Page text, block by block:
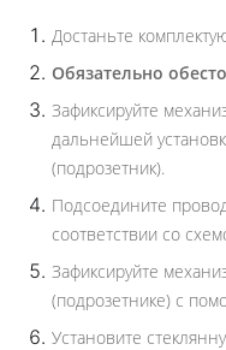
Достаньте
Обязательно
Зафиксируйте
дальнейшей
(подрозетник).
Подсоедините
соответствии со
Зафиксируйте
(подрозетнике) с
Установите